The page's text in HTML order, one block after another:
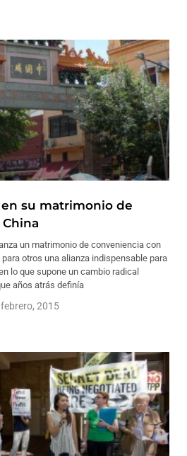
su matrimonio de
un matrimonio de conveniencia con
otros una alianza indispensable para
lo que supone un cambio radical
años atrás definía
2015